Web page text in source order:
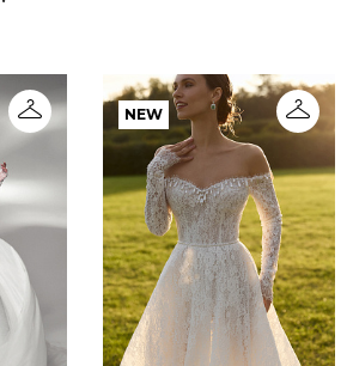
NEW